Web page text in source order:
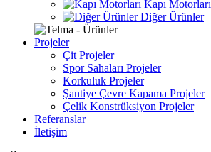
Kapı Motorları
Diğer Ürünler
Projeler
Çit Projeler
Spor Sahaları Projeler
Korkuluk Projeler
Şantiye Çevre Kapama Projeler
Çelik Konstrüksiyon Projeler
Referanslar
İletişim